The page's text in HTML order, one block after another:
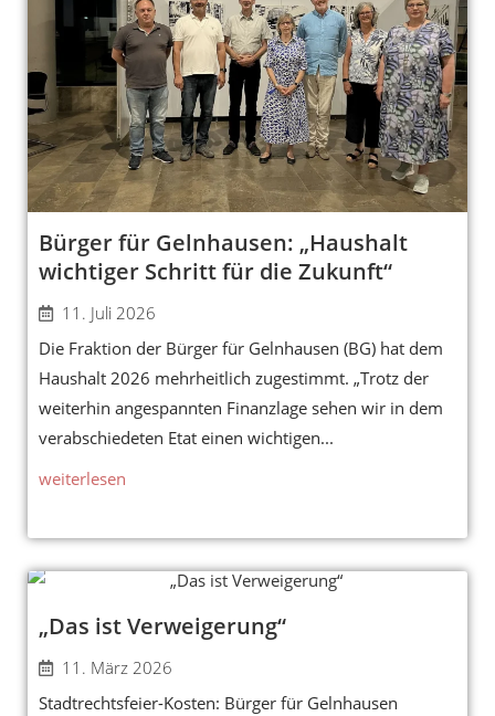
Bürger für Gelnhausen: „Haushalt
wichtiger Schritt für die Zukunft“
11. Juli 2026
Die Fraktion der Bürger für Gelnhausen (BG) hat dem
Haushalt 2026 mehrheitlich zugestimmt. „Trotz der
weiterhin angespannten Finanzlage sehen wir in dem
verabschiedeten Etat einen wichtigen...
weiterlesen
„Das ist Verweigerung“
11. März 2026
Stadtrechtsfeier-Kosten: Bürger für Gelnhausen